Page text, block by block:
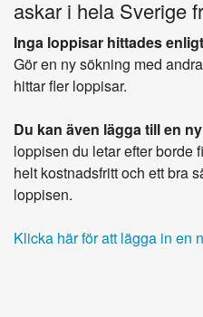
askar i hela Sverige
Inga loppisar hittades
Gör en ny sökning med
hittar fler loppisar.
Du kan även lägga till en
loppisen du letar efter borde
helt kostnadsfritt och ett bra
loppisen.
Klicka här för att lägga in en